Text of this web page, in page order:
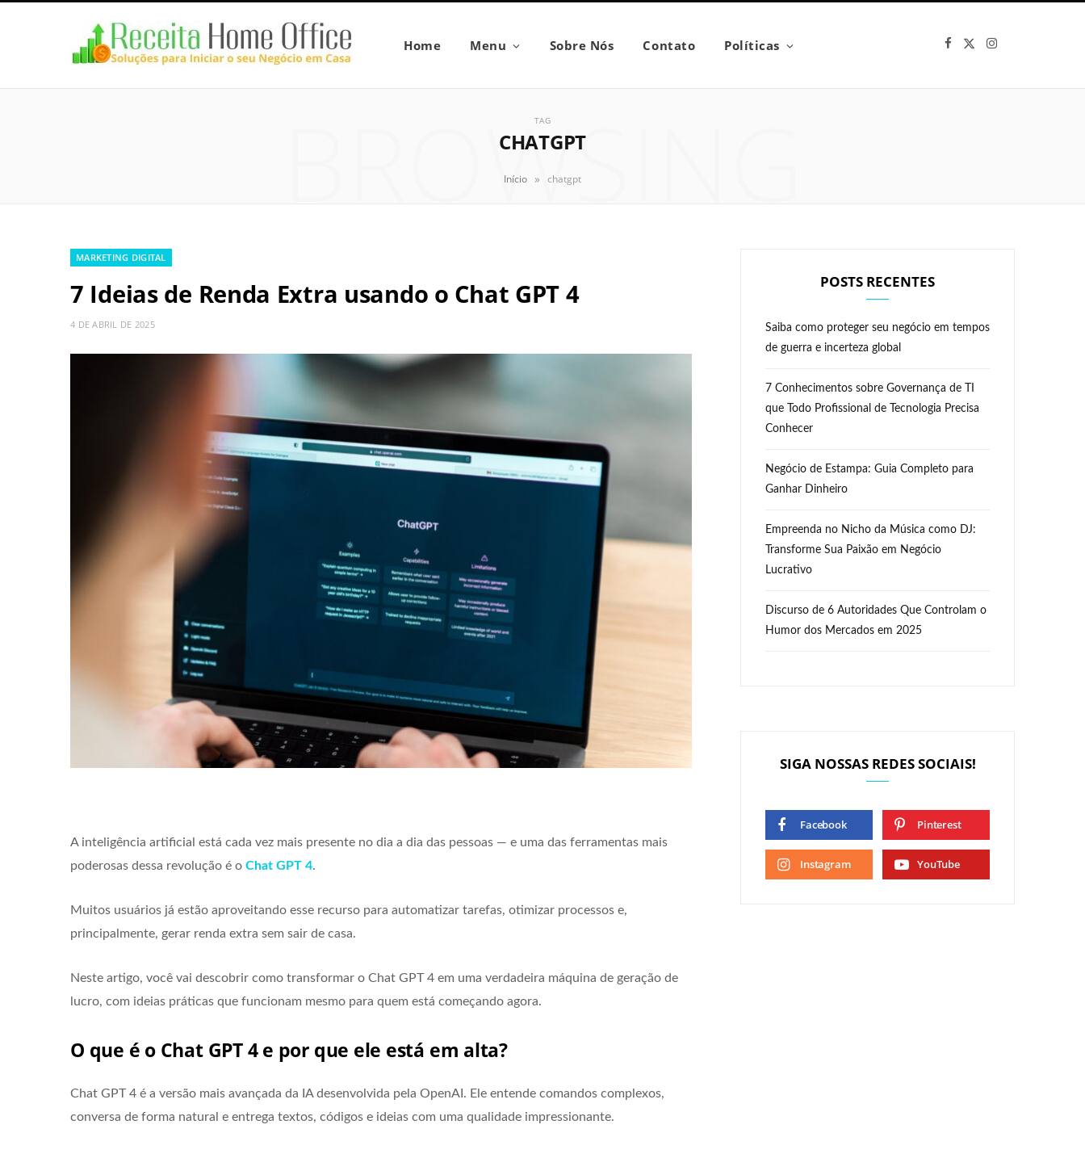
Home Menu Sobre Nós Contato Políticas
b
i
I
a
TAG
CHATGPT
BROWSING
Início » chatgpt
MARKETING DIGITAL
7 Ideias de Renda Extra usando o Chat GPT 4
4 DE ABRIL DE 2025
A inteligência artificial está cada vez mais presente no dia a dia das pessoas — e uma das ferramentas mais
poderosas dessa revolução é o Chat GPT 4.
Muitos usuários já estão aproveitando esse recurso para automatizar tarefas, otimizar processos e,
principalmente, gerar renda extra sem sair de casa.
Neste artigo, você vai descobrir como transformar o Chat GPT 4 em uma verdadeira máquina de geração de
lucro, com ideias práticas que funcionam mesmo para quem está começando agora.
O que é o Chat GPT 4 e por que ele está em alta?
Chat GPT 4 é a versão mais avançada da IA desenvolvida pela OpenAI. Ele entende comandos complexos,
conversa de forma natural e entrega textos, códigos e ideias com uma qualidade impressionante.
POSTS RECENTES
Saiba como proteger seu negócio em tempos
de guerra e incerteza global
7 Conhecimentos sobre Governança de TI
que Todo Profissional de Tecnologia Precisa
Conhecer
Negócio de Estampa: Guia Completo para
Ganhar Dinheiro
Empreenda no Nicho da Música como DJ:
Transforme Sua Paixão em Negócio
Lucrativo
Discurso de 6 Autoridades Que Controlam o
Humor dos Mercados em 2025
SIGA NOSSAS REDES SOCIAIS!
Facebook Pinterest
Instagram YouTube